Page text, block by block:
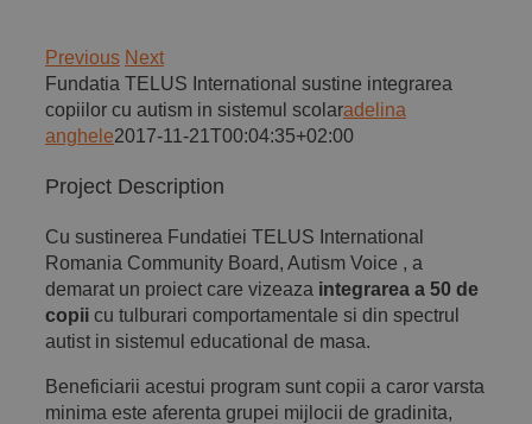
Programe
Proiecte
Parteneri
Contact
Previous Next
Fundatia TELUS International sustine integrarea
copiilor cu autism in sistemul scolaradelina
anghele2017-11-21T00:04:35+02:00
Project Description
Cu sustinerea Fundatiei TELUS International
Romania Community Board, Autism Voice , a
demarat un proiect care vizeaza integrarea a 50 de
copii cu tulburari comportamentale si din spectrul
autist in sistemul educational de masa.
Beneficiarii acestui program sunt copii a caror varsta
minima este aferenta grupei mijlocii de gradinita,